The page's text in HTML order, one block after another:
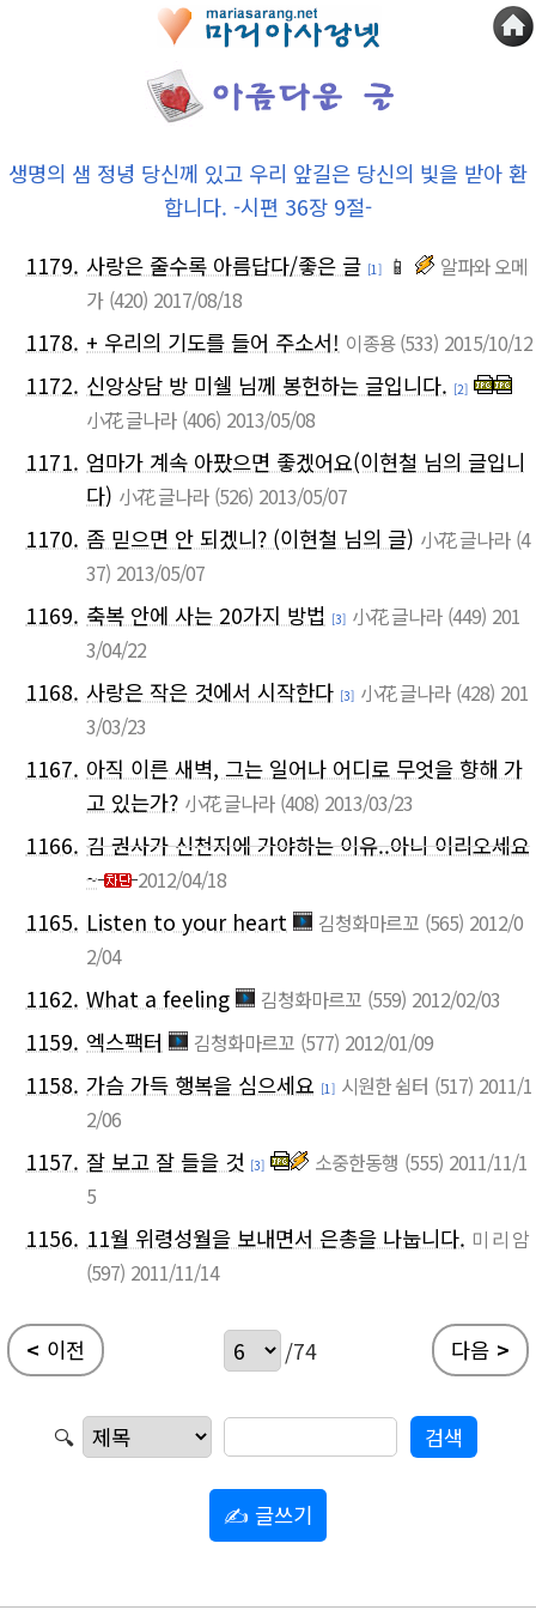
생명의 샘 정녕 당신께 있고 우리 앞길은 당신의 빛을 받아 환
합니다. -시편 36장 9절-
1179. 사랑은 줄수록 아름답다/좋은 글 [1] 📱
알파와 오메
가 (420) 2017/08/18
1178. + 우리의 기도를 들어 주소서! 이종용(533) 2015/10/12
1172. 신앙상담 방 미쉘 님께 봉헌하는 글입니다. [2]
小花 글나라 (406) 2013/05/08
1171. 엄마가 계속 아팠으면 좋겠어요(이현철 님의 글입니
다) 小花 글나라 (526) 2013/05/07
1170. 좀 믿으면 안 되겠니? (이현철 님의 글) 小花 글나라 (4
37) 2013/05/07
1169. 축복 안에 사는 20가지 방법 [3] 小花 글나라 (449) 201
3/04/22
1168. 사랑은 작은 것에서 시작한다 [3] 小花 글나라 (428) 201
3/03/23
1167. 아직 이른 새벽, 그는 일어나 어디로 무엇을 향해 가
고 있는가? 小花 글나라 (408) 2013/03/23
1166. 김 권사가 신천지에 가야하는 이유..아니 이리오세요
~
2012/04/18
1165. Listen to your heart 김청화마르꼬 (565) 2012/0
2/04
1162. What a feeling 김청화마르꼬 (559) 2012/02/03
1159. 엑스팩터 김청화마르꼬 (577) 2012/01/09
1158. 가슴 가득 행복을 심으세요 [1] 시원한 쉼터 (517) 2011/1
2/06
1157. 잘 보고 잘 들을 것 [3] 소중한동행 (555) 2011/11/1
5
1156. 11월 위령성월을 보내면서 은총을 나눕니다. 미 리 암
(597) 2011/11/14
< 이전 /74 다음 >
🔍
✍ 글쓰기